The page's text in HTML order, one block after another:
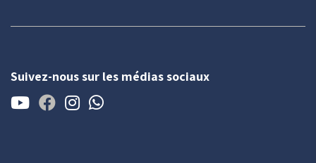
Suivez-nous sur les médias sociaux